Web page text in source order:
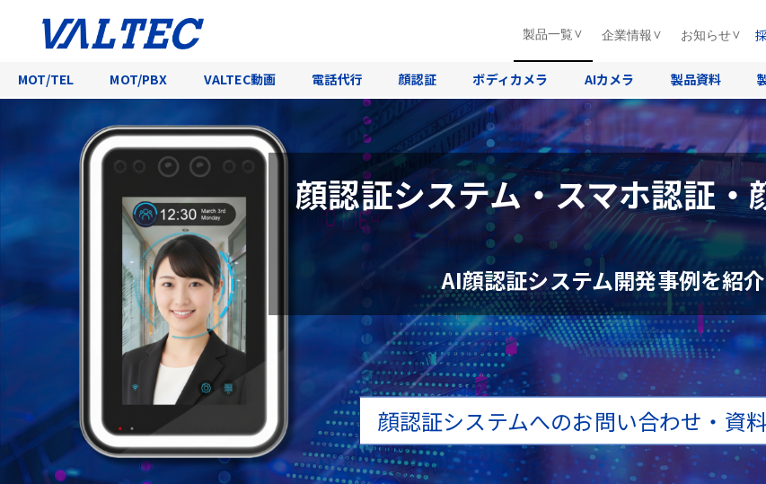
製品一覧
MOT/TEL MOT/PBX VALTEC動画 電話代行 顔認証 ボディカメラ AIカメラ 製品資料
企業情報 お知らせ
顔認証システム・スマホ認証・
AI顔認証システム開発事例を紹介
顔認証システムへのお問い合わせ・資